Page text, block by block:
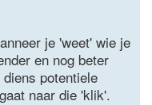
je 'weet' wie je
en nog beter
potentiele
naar die 'klik'.